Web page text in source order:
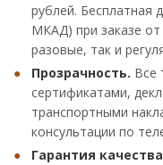
рублей. Бесплатная
МКАД) при заказе
разовые, так и
Прозрачность. Все
сертификатами,
транспортными
консультации по
Гарантия